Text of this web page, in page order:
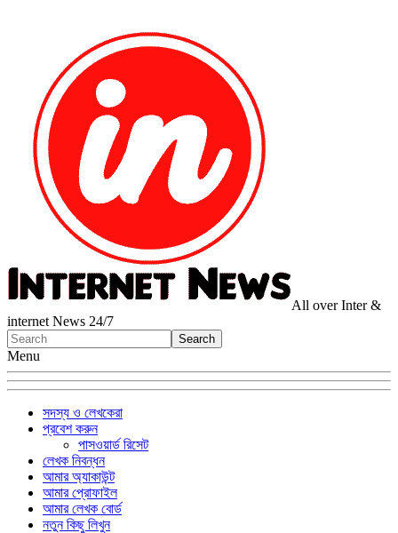
All over Inter &
internet News 24/7
Menu
সদস্য ও লেখকেরা
প্রবেশ করুন
পাসওয়ার্ড রিসেট
লেখক নিবন্ধন
আমার অ্যাকাউন্ট
আমার প্রোফাইল
আমার লেখক বোর্ড
নতুন কিছু লিখুন